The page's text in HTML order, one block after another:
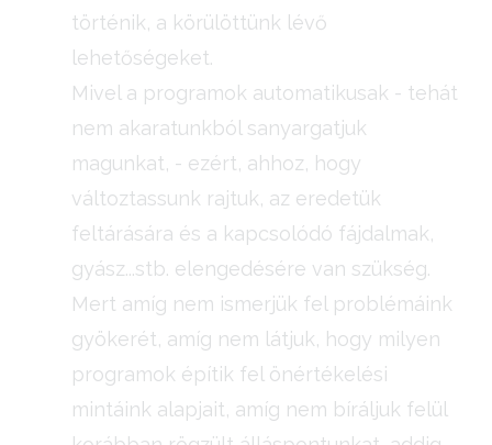
történik, a körülöttünk lévő
lehetőségeket.
Mivel a programok automatikusak - tehát
nem akaratunkból sanyargatjuk
magunkat, - ezért, ahhoz, hogy
változtassunk rajtuk, az eredetük
feltárására és a kapcsolódó fájdalmak,
gyász...stb. elengedésére van szükség.
Mert amíg nem ismerjük fel problémáink
gyökerét, amíg nem látjuk, hogy milyen
programok építik fel önértékelési
mintáink alapjait, amíg nem bíráljuk felül